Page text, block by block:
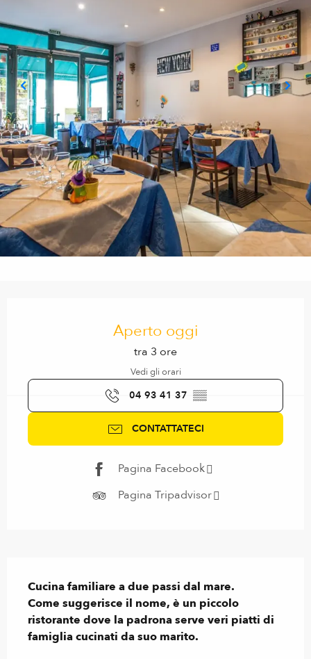
Aperto oggi
tra 3 ore
Vedi gli orari
04 93 41 37 ▒▒
CONTATTATECI
Pagina Facebook
Pagina Tripadvisor
Cucina familiare a due passi dal mare.
Come suggerisce il nome, è un piccolo
ristorante dove la padrona serve veri piatti di
famiglia cucinati da suo marito.